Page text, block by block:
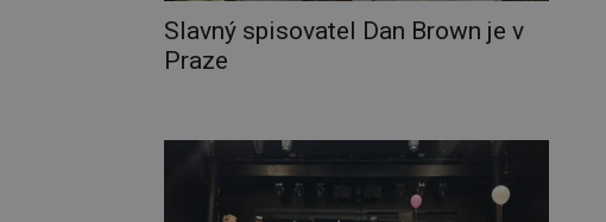
Slavný spisovatel Dan Brown je v
Praze